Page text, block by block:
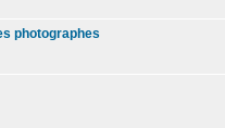
photographes